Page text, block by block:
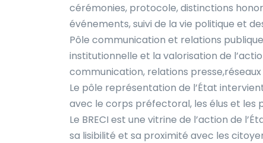
cérémonies, protocole, distinctions
événements, suivi de la vie politique et
Pôle communication et relations
institutionnelle et la valorisation de
communication, relations
Le pôle représentation de l’État
avec le corps préfectoral, les élus et les
Le BRECI est une vitrine de l’action de
sa lisibilité et sa proximité avec les